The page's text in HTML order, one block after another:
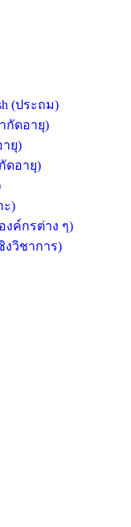
(ประถม)
กัดอายุ)
ายุ)
ดอายุ)
ะ)
งค์กรต่าง ๆ)
งวิชาการ)